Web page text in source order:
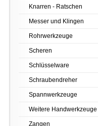
Knarren - Ratschen
Messer und Klingen
Rohrwerkzeuge
Scheren
Schlüsselware
Schraubendreher
Spannwerkzeuge
Weitere Handwerkzeuge
Zangen